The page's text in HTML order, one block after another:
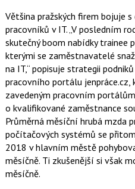
Většina pražských firem bojuje
pracovníků v IT. „V posledním
skutečný boom nabídky trainee
kterými se zaměstnavatelé
na IT,“ popisuje strategii
pracovního portálu
zavedeným pracovním
o kvalifikované zaměstnance
Průměrná měsíční hrubá mzda
počítačových systémů se
2018 v hlavním městě
měsíčně. Ti zkušenější si však
měsíčně.